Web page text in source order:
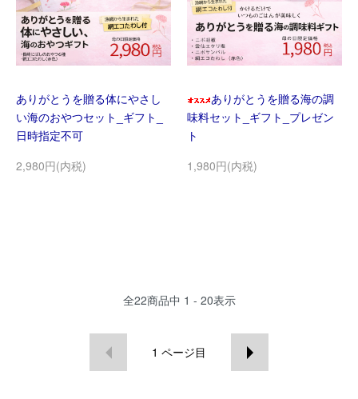
ありがとうを贈る体にやさし
い海のおやつセット_ギフト_
日時指定不可
2,980円(内税)
ありがとうを贈る海の調
味料セット_ギフト_プレゼン
ト
1,980円(内税)
全22商品中 1 - 20表示
1 ページ目